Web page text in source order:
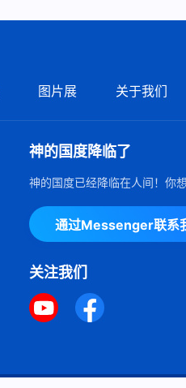
图片展 关于我们
神的国度降临了
神的国度已经降临在人间！你
通过Messenger联系
关注我们